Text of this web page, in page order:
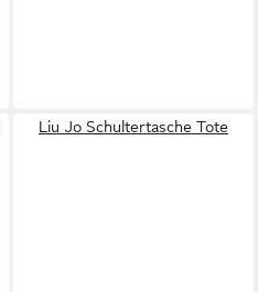
Liu Jo Schultertasche Tote